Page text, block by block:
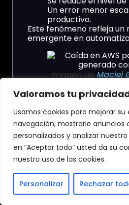
Valoramos tu
Usamos cookies para mejorar su
navegación, mostrarle anuncios
personalizados y analizar
en “Aceptar todo” usted da su
nuestro uso de las cookies.
Personalizar Rechazar
Un error menor
productivo.
Este fenómeno refleja un
emergente en
Imagen deMaciej
¿fallo
de IA?
Amazon sostiene que la
fue consecuencia de
Argumento